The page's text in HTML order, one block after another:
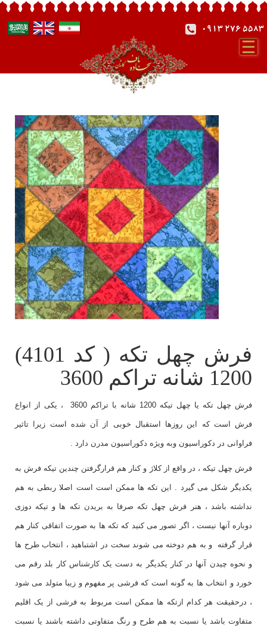
0913 276 5583
فرش چهل تکه ( کد 4101)
1200 شانه تراکم 3600
فرش چهل تکه یا چهل تیکه 1200 شانه با تراکم 3600 ، یکی از انواع
فرش است که این روزها استقبال خوبی از آن شده است زیرا تاثیر
فراوانی در دکوراسیون وبه ویژه دکوراسیون مدرن دارد .
فرش چهل تیکه ، در واقع از کلاژ و کنار هم قرارگرفتن چندین تیکه فرش به
یکدیگر شکل می گیرد . این تکه ها ممکن است است اصلا ربطی به هم
نداشته باشد ، هنر فرش چهل تکه صرفا به بریدن تکه ها و تیکه دوزی
دوباره آنها نیست ، اگر تصور می کنید که تکه ها به صورت اتفاقی کنار هم
قرار گرفته و به هم دوخته می شوند سخت در اشتباهید ، انتخاب طرح ها
و نحوه چیدن آنها در کنار یکدیگر به دست یک کارشناس کار بلد رقم می
خورد و انتخاب ها به گونه است که فرشی پر مفهوم و زیبا متولد می شود
، درحقیقت هر کدام ازتکه ها ممکن است مربوط به فرشی از یک اقلیم
متفاوت باشد یا نسبت به هم طرح و رنگ متفاوتی داشته باشند یا نسبت